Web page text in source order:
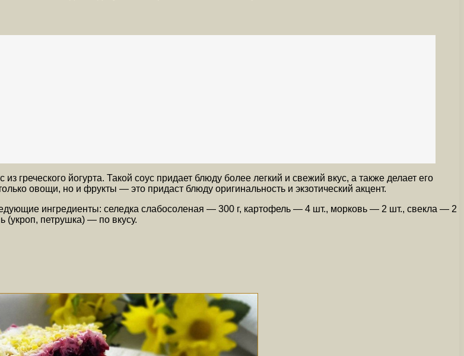
греческого йогурта. Такой соус придает блюду более легкий и свежий вкус, а также делает его
овощи, но и фрукты — это придаст блюду оригинальность и экзотический акцент.
ингредиенты: селедка слабосоленая — 300 г, картофель — 4 шт., морковь — 2 шт., свекла — 2
(укроп, петрушка) — по вкусу.